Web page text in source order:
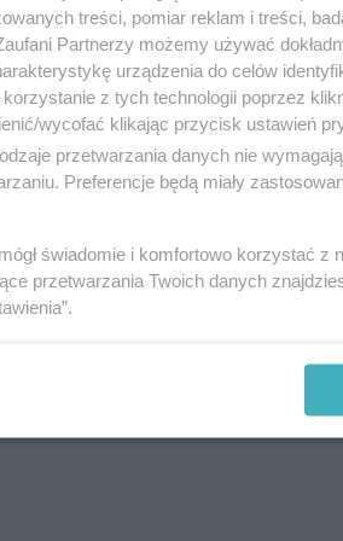
popularność, przybywa
przy ulicy Urzędniczej bawili się
po rocka. Dzięki temu każdy
zdrowia imprezowały
na dmuchańcach. Do tych
treści, pomiar reklam i treści,
Partnerzy możemy używać
urządzenia do celów
z tych technologii poprzez
wycofać klikając przycisk ustawień
przetwarzania danych nie
Preferencje będą miały
świadomie i komfortowo korzystać z
przetwarzania Twoich danych